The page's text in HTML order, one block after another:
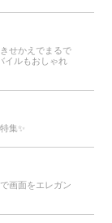
せかえでまるで
イルもおしゃれ
集✨
画面をエレガン